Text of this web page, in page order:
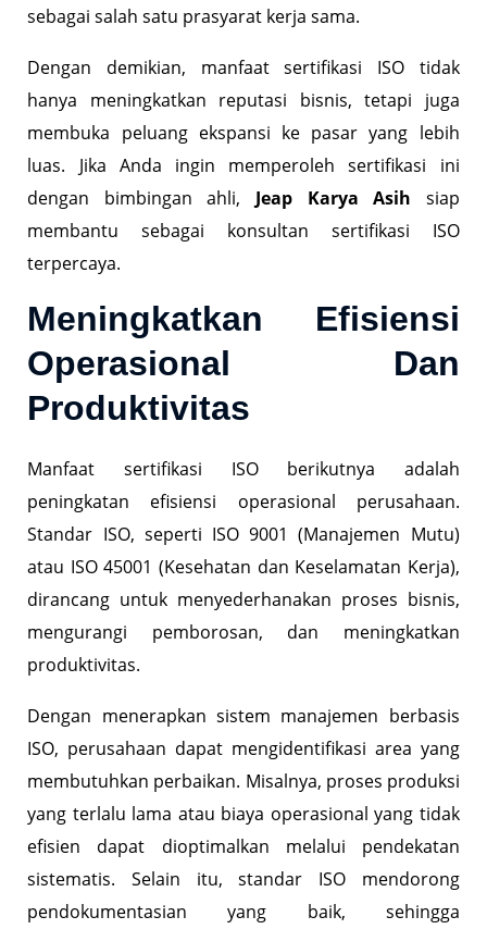
sebagai salah satu prasyarat kerja sama.
Dengan demikian, manfaat sertifikasi ISO tidak
hanya meningkatkan reputasi bisnis, tetapi juga
membuka peluang ekspansi ke pasar yang lebih
luas. Jika Anda ingin memperoleh sertifikasi ini
dengan bimbingan ahli, Jeap Karya Asih siap
membantu sebagai konsultan sertifikasi ISO
terpercaya.
Meningkatkan Efisiensi
Operasional Dan
Produktivitas
Manfaat sertifikasi ISO berikutnya adalah
peningkatan efisiensi operasional perusahaan.
Standar ISO, seperti ISO 9001 (Manajemen Mutu)
atau ISO 45001 (Kesehatan dan Keselamatan Kerja),
dirancang untuk menyederhanakan proses bisnis,
mengurangi pemborosan, dan meningkatkan
produktivitas.
Dengan menerapkan sistem manajemen berbasis
ISO, perusahaan dapat mengidentifikasi area yang
membutuhkan perbaikan. Misalnya, proses produksi
yang terlalu lama atau biaya operasional yang tidak
efisien dapat dioptimalkan melalui pendekatan
sistematis. Selain itu, standar ISO mendorong
pendokumentasian yang baik, sehingga